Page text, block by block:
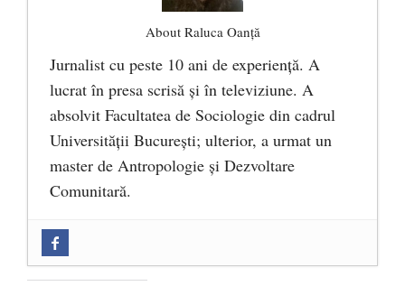
About Raluca Oanță
Jurnalist cu peste 10 ani de experiență. A
lucrat în presa scrisă și în televiziune. A
absolvit Facultatea de Sociologie din cadrul
Universității București; ulterior, a urmat un
master de Antropologie și Dezvoltare
Comunitară.
Mănăstirea „Sfânta Ana” Rohia. Părintele